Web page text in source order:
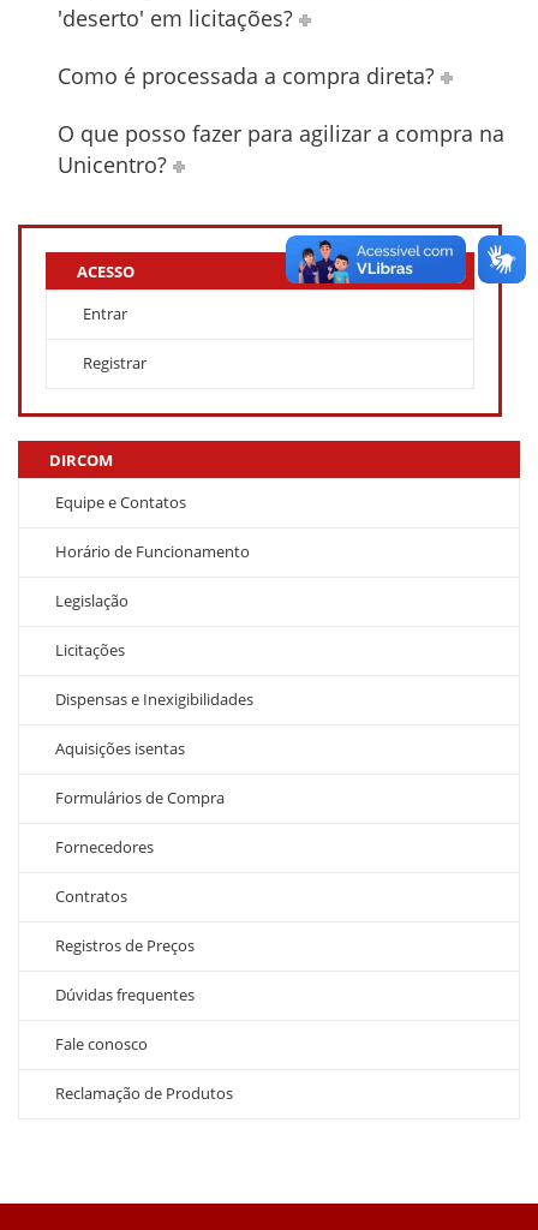
'deserto' em licitações?
Como é processada a compra direta?
O que posso fazer para agilizar a compra na
Unicentro?
ACESSO
Entrar
Registrar
DIRCOM
Equipe e Contatos
Horário de Funcionamento
Legislação
Licitações
Dispensas e Inexigibilidades
Aquisições isentas
Formulários de Compra
Fornecedores
Contratos
Registros de Preços
Dúvidas frequentes
Fale conosco
Reclamação de Produtos